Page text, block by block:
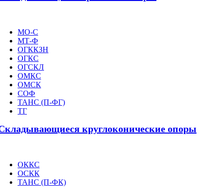
МО-С
МТ-Ф
ОГККЗН
ОГКС
ОГСКЛ
ОМКС
ОМСК
СОФ
ТАНС (П-ФГ)
ТГ
круглоконические опоры
ОККС
ОСКК
ТАНС (П-ФК)